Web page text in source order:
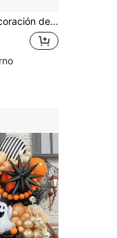
de Discoteca; Adecuado para Fiestas de Cumpleaños K-Pop, Baby Showers y Fiestas con Tema de Festival de Música.